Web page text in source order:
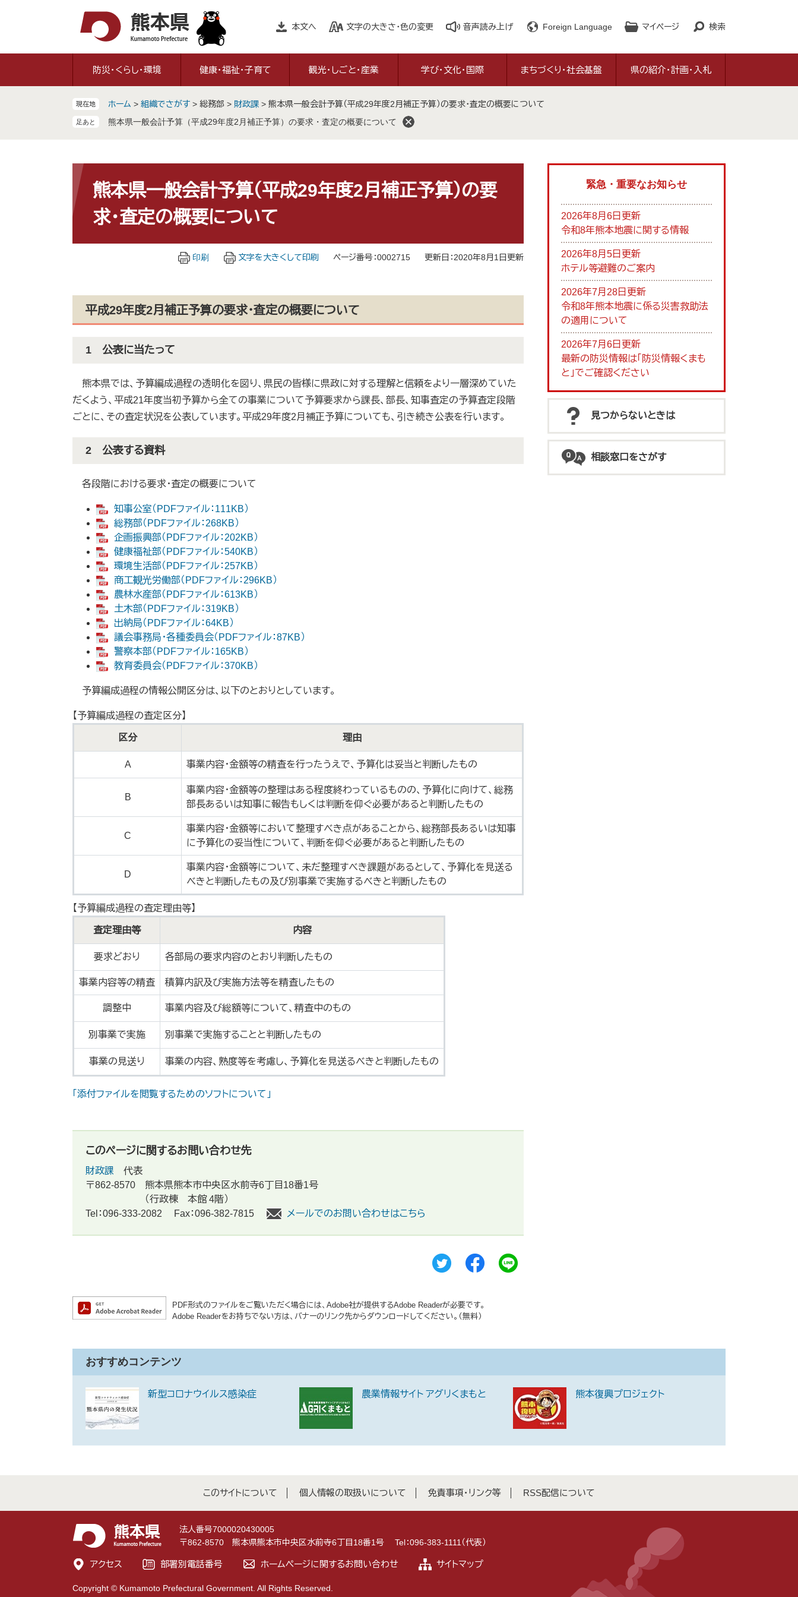
本文へ 文字の大きさ・色の変更 音声読み上げ Foreign Language マイページ 検索
防災・くらし・環境 健康・福祉・子育て 観光・しごと・産業 学び・文化・国際 まちづくり・社会基盤 県の紹介・計画・入札
現在地 ホーム > 組織でさがす > 総務部 > 財政課 > 熊本県一般会計予算（平成29年度2月補正予算）の要求・査定の概要について
熊本県一般会計予算（平成29年度2月補正予算）の要求・査定の概要について
文
熊本県一般会計予算（平成29年度2月補正予算）の要
求・査定の概要について
印刷 文字を大きくして印刷 ページ番号：0002715 更新日：2020年8月1日更新
平成29年度2月補正予算の要求・査定の概要について
1 公表に当たって
熊本県では、予算編成過程の透明化を図り、県民の皆様に県政に対する理解と信頼をより一層深めていた
だくよう、平成21年度当初予算から全ての事業について予算要求から課長、部長、知事査定の予算査定段階
ごとに、その査定状況を公表しています。平成29年度2月補正予算についても、引き続き公表を行います。
2 公表する資料
各段階における要求・査定の概要について
知事公室（PDFファイル：111KB）
総務部（PDFファイル：268KB）
企画振興部（PDFファイル：202KB）
健康福祉部（PDFファイル：540KB）
環境生活部（PDFファイル：257KB）
商工観光労働部（PDFファイル：296KB）
農林水産部（PDFファイル：613KB）
土木部（PDFファイル：319KB）
出納局（PDFファイル：64KB）
議会事務局・各種委員会（PDFファイル：87KB）
警察本部（PDFファイル：165KB）
教育委員会（PDFファイル：370KB）
予算編成過程の情報公開区分は、以下のとおりとしています。
【予算編成過程の査定区分】
区分 理由
A 事業内容・金額等の精査を行ったうえで、予算化は妥当と判断したもの
B
事業内容・金額等の整理はある程度終わっているものの、予算化に向けて、総務
部長あるいは知事に報告もしくは判断を仰ぐ必要があると判断したもの
C
事業内容・金額等において整理すべき点があることから、総務部長あるいは知事
に予算化の妥当性について、判断を仰ぐ必要があると判断したもの
D
事業内容・金額等について、未だ整理すべき課題があるとして、予算化を見送る
べきと判断したもの及び別事業で実施するべきと判断したもの
【予算編成過程の査定理由等】
査定理由等 内容
要求どおり 各部局の要求内容のとおり判断したもの
事業内容等の精査 積算内訳及び実施方法等を精査したもの
調整中 事業内容及び総額等について、精査中のもの
別事業で実施 別事業で実施することと判断したもの
事業の見送り 事業の内容、熟度等を考慮し、予算化を見送るべきと判断したもの
「添付ファイルを閲覧するためのソフトについて」
このページに関するお問い合わせ先
財政課
代表
〒862-8570
熊本県熊本市中央区水前寺6丁目18番1号
（行政棟 本館 4階）
Tel：096-333-2082
Fax：096-382-7815 メールでのお問い合わせはこちら
PDF形式のファイルをご覧いただく場合には、Adobe社が提供するAdobe Readerが必要です。
Adobe Readerをお持ちでない方は、バナーのリンク先からダウンロードしてください。（無料）
緊急・重要なお知らせ
2026年8月6日更新
令和8年熊本地震に関する情報
2026年8月5日更新
ホテル等避難のご案内
2026年7月28日更新
令和8年熊本地震に係る災害救助法
の適用について
2026年7月6日更新
最新の防災情報は「防災情報くまも
と」でご確認ください
見つからないときは
相談窓口をさがす
おすすめコンテンツ
新型コロナウイルス感染症 農業情報サイト アグリくまもと 熊本復興プロジェクト
このサイトについて 個人情報の取扱いについて 免責事項・リンク等 RSS配信について
法人番号7000020430005
〒862-8570 熊本県熊本市中央区水前寺6丁目18番1号
Tel：096-383-1111（代表）
アクセス 部署別電話番号 ホームページに関するお問い合わせ サイトマップ
Copyright © Kumamoto Prefectural Government. All Rights Reserved.